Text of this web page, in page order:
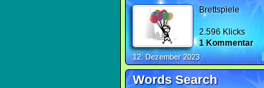
Brettspiele
2.596 Klicks
1 Kommentar
12. Dezember 2023
Words Search